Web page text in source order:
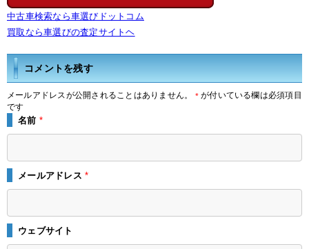
中古車検索なら車選びドットコム
買取なら車選びの査定サイトヘ
コメントを残す
メールアドレスが公開されることはありません。 *が付いている欄は必須項目
です
名前 *
メールアドレス*
ウェブサイト